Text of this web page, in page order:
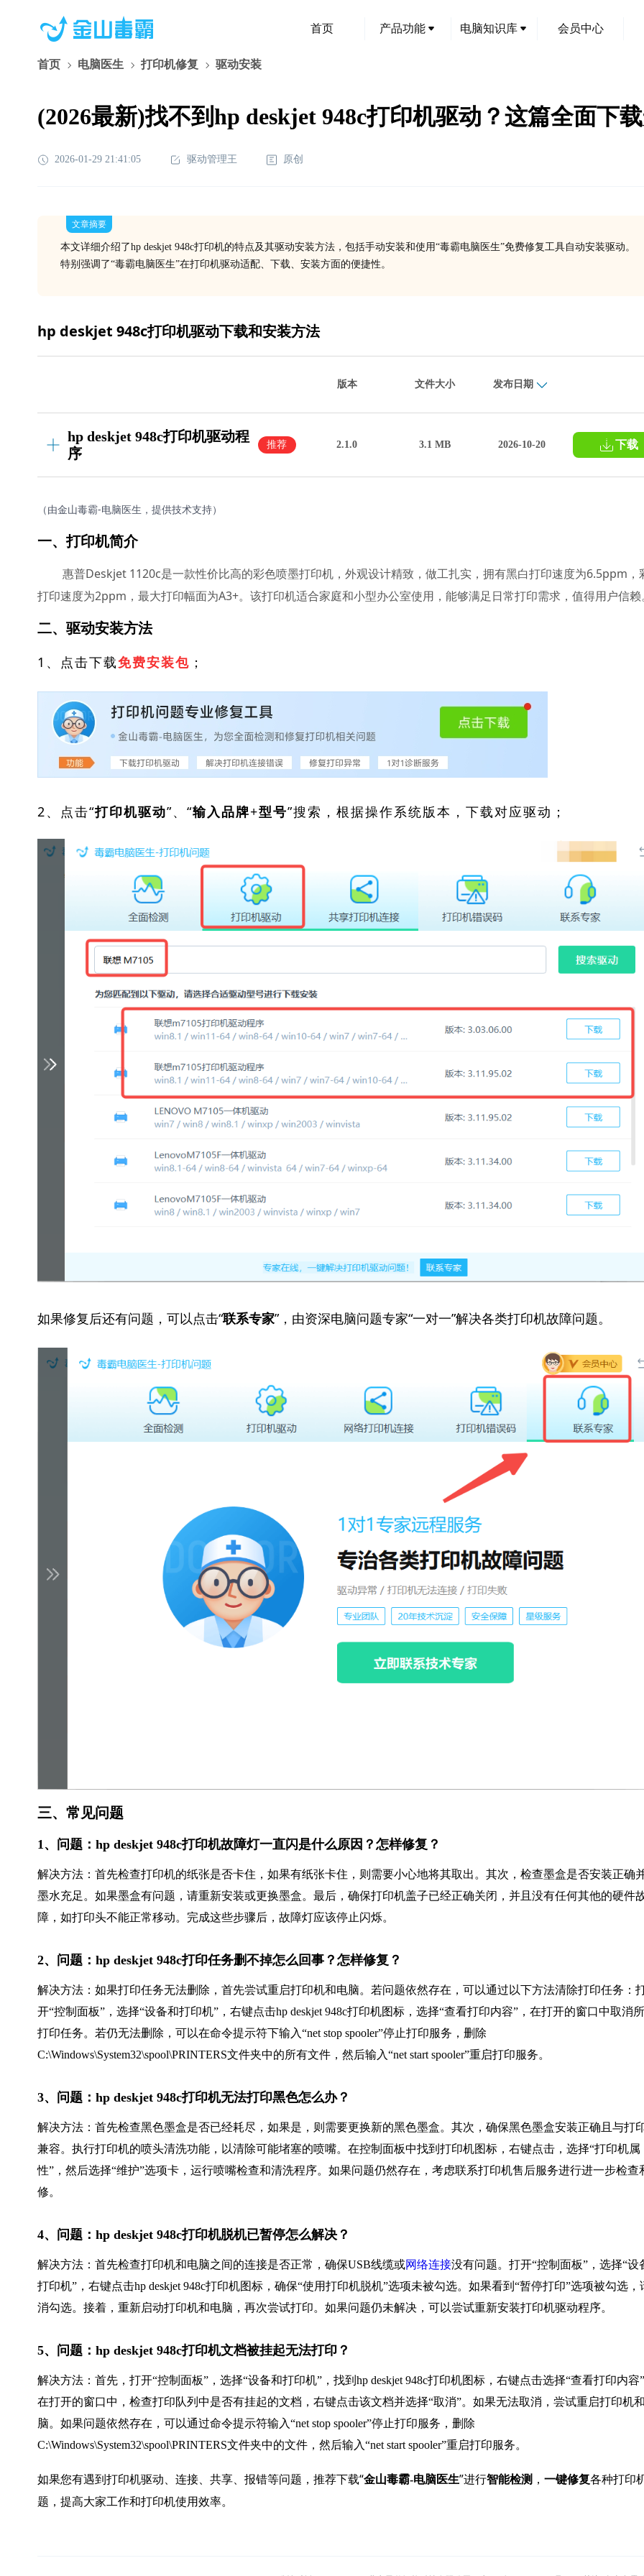
首页 产品功能 电脑知识库 会员中心
首页 电脑医生 打印机修复 驱动安装
(2026最新)找不到hp deskjet 948c打印机驱动？这篇全面下
2026-01-29 21:41:05 驱动管理王 原创
文章摘要
本文详细介绍了hp deskjet 948c打印机的特点及其驱动安装方法，包括手动安装和使用“毒霸电脑医生”免费修复工具自动安装驱动。
特别强调了“毒霸电脑医生”在打印机驱动适配、下载、安装方面的便捷性。
hp deskjet 948c打印机驱动下载和安装方法
版本 文件大小 发布日期
hp deskjet 948c打印机驱动程
序
推荐 2.1.0 3.1 MB 2026-10-20 下载
（由金山毒霸-电脑医生，提供技术支持）
一、打印机简介
惠普Deskjet 1120c是一款性价比高的彩色喷墨打印机，外观设计精致，做工扎实，拥有黑白打印速度为6.5ppm，
打印速度为2ppm，最大打印幅面为A3+。该打印机适合家庭和小型办公室使用，能够满足日常打印需求，值得用户信赖
二、驱动安装方法
1、点击下载免费安装包 ；
2、点击“打印机驱动”、“输入品牌+型号”搜索，根据操作系统版本，下载对应驱动；
如果修复后还有问题，可以点击“联系专家”，由资深电脑问题专家“一对一”解决各类打印机故障问题。
三、常见问题
1、问题：hp deskjet 948c打印机故障灯一直闪是什么原因？怎样修复？
解决方法：首先检查打印机的纸张是否卡住，如果有纸张卡住，则需要小心地将其取出。其次，检查墨盒是否安装正确
墨水充足。如果墨盒有问题，请重新安装或更换墨盒。最后，确保打印机盖子已经正确关闭，并且没有任何其他的硬件
障，如打印头不能正常移动。完成这些步骤后，故障灯应该停止闪烁。
2、问题：hp deskjet 948c打印任务删不掉怎么回事？怎样修复？
解决方法：如果打印任务无法删除，首先尝试重启打印机和电脑。若问题依然存在，可以通过以下方法清除打印任务：
开“控制面板”，选择“设备和打印机”，右键点击hp deskjet 948c打印机图标，选择“查看打印内容”，在打开的窗口中取消
打印任务。若仍无法删除，可以在命令提示符下输入“net stop spooler”停止打印服务，删除
C:\Windows\System32\spool\PRINTERS文件夹中的所有文件，然后输入“net start spooler”重启打印服务。
3、问题：hp deskjet 948c打印机无法打印黑色怎么办？
解决方法：首先检查黑色墨盒是否已经耗尽，如果是，则需要更换新的黑色墨盒。其次，确保黑色墨盒安装正确且与打
兼容。执行打印机的喷头清洗功能，以清除可能堵塞的喷嘴。在控制面板中找到打印机图标，右键点击，选择“打印机属
性”，然后选择“维护”选项卡，运行喷嘴检查和清洗程序。如果问题仍然存在，考虑联系打印机售后服务进行进一步检查
修。
4、问题：hp deskjet 948c打印机脱机已暂停怎么解决？
解决方法：首先检查打印机和电脑之间的连接是否正常，确保USB线缆或网络连接没有问题。打开“控制面板”，选择“设
打印机”，右键点击hp deskjet 948c打印机图标，确保“使用打印机脱机”选项未被勾选。如果看到“暂停打印”选项被勾选，
消勾选。接着，重新启动打印机和电脑，再次尝试打印。如果问题仍未解决，可以尝试重新安装打印机驱动程序。
5、问题：hp deskjet 948c打印机文档被挂起无法打印？
解决方法：首先，打开“控制面板”，选择“设备和打印机”，找到hp deskjet 948c打印机图标，右键点击选择“查看打印内容
在打开的窗口中，检查打印队列中是否有挂起的文档，右键点击该文档并选择“取消”。如果无法取消，尝试重启打印机
脑。如果问题依然存在，可以通过命令提示符输入“net stop spooler”停止打印服务，删除
C:\Windows\System32\spool\PRINTERS文件夹中的文件，然后输入“net start spooler”重启打印服务。
如果您有遇到打印机驱动、连接、共享、报错等问题，推荐下载“金山毒霸-电脑医生”进行智能检测 ， 一键修复各种打印
题，提高大家工作和打印机使用效率。